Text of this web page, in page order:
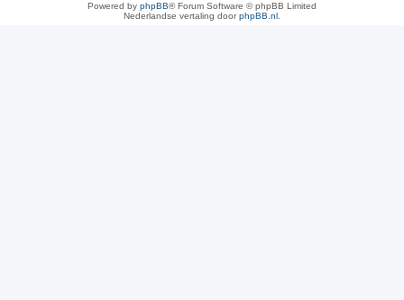
Powered by phpBB® Forum Software © phpBB Limited
Nederlandse vertaling doorphpBB.nl